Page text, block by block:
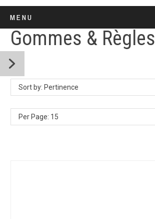
MENU
Gommes & Règles
Sort by: Pertinence
Per Page: 15